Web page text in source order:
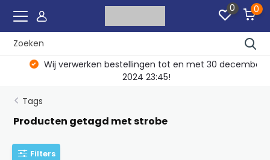
0 0
Wij verwerken bestellingen tot en met 30 december
2024 23:45!
Tags
Producten getagd met strobe
Filters